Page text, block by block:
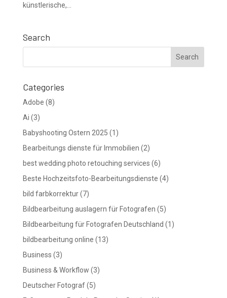
künstlerische,...
Search
Categories
Adobe (8)
Ai (3)
Babyshooting Ostern 2025 (1)
Bearbeitungs dienste für Immobilien (2)
best wedding photo retouching services (6)
Beste Hochzeitsfoto-Bearbeitungsdienste (4)
bild farbkorrektur(7)
Bildbearbeitung auslagern für Fotografen (5)
Bildbearbeitung für Fotografen Deutschland (1)
bildbearbeitung online (13)
Business (3)
Business & Workflow (3)
Deutscher Fotograf(5)